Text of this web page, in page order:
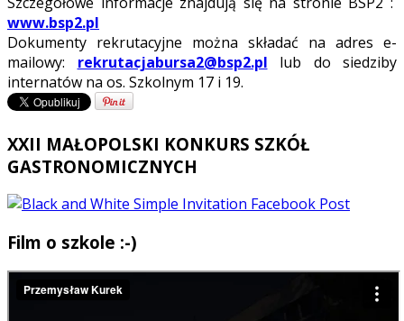
www.bsp2.pl
Dokumenty rekrutacyjne można składać na adres e-
mailowy: rekrutacjabursa2@bsp2.pl
lub do siedziby
internatów na os. Szkolnym 17 i 19.
XXII MAŁOPOLSKI KONKURS SZKÓŁ
GASTRONOMICZNYCH
Film o szkole :-)